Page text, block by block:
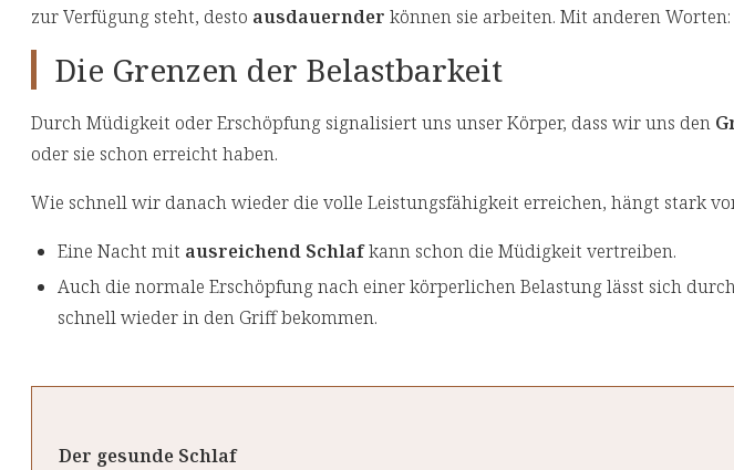
zur Verfügung steht, desto ausdauernder können sie arbeiten. Mit anderen
Die Grenzen der Belastbarkeit
Durch Müdigkeit oder Erschöpfung signalisiert uns unser Körper, dass wir uns den
oder sie schon erreicht haben.
Wie schnell wir danach wieder die volle Leistungsfähigkeit erreichen, hängt stark
Eine Nacht mit ausreichend Schlafkann schon die Müdigkeit vertreiben.
Auch die normale Erschöpfung nach einer körperlichen Belastung lässt sich
schnell wieder in den Griff bekommen.
Der gesunde Schlaf